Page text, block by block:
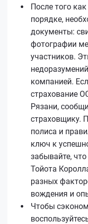
После того
порядке,
документы:
фотографии
участников.
компанией.
страхование
Рязани,
страховщику.
полиса и
ключ к
забывайте,
Тойота
разных
вождения и
Чтобы